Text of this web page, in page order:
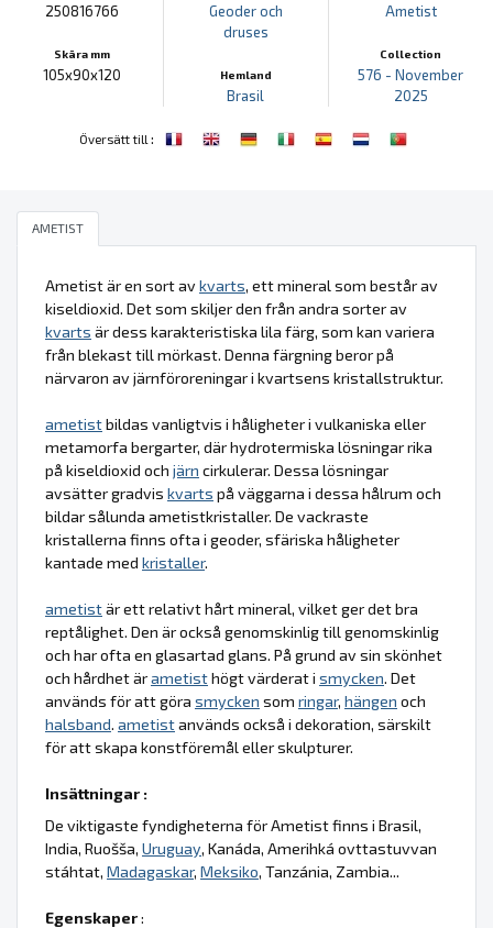
250816766
Skära mm
105x90x120
Geoder och
druses
Hemland
Brasil
Ametist
Collection
576 - November
2025
Översätt till :
AMETIST
Ametist är en sort avkvarts, ett mineral som består av
kiseldioxid. Det som skiljer den från andra sorter av
kvarts är dess karakteristiska lila färg, som kan variera
från blekast till mörkast. Denna färgning beror på
närvaron av järnföroreningar i kvartsens kristallstruktur.
ametistbildas vanligtvis i håligheter i vulkaniska eller
metamorfa bergarter, där hydrotermiska lösningar rika
på kiseldioxid och järn cirkulerar. Dessa lösningar
avsätter gradvis kvarts på väggarna i dessa hålrum och
bildar sålunda ametistkristaller. De vackraste
kristallerna finns ofta i geoder, sfäriska håligheter
kantade med kristaller.
ametistär ett relativt hårt mineral, vilket ger det bra
reptålighet. Den är också genomskinlig till genomskinlig
och har ofta en glasartad glans. På grund av sin skönhet
och hårdhet ärametisthögt värderat i smycken. Det
används för att göra smycken som ringar, hängen och
halsband. ametistanvänds också i dekoration, särskilt
för att skapa konstföremål eller skulpturer.
Insättningar :
De viktigaste fyndigheterna för Ametist finns i Brasil,
India, Ruošša, Uruguay, Kanáda, Amerihká ovttastuvvan
stáhtat, Madagaskar, Meksiko, Tanzánia, Zambia...
Egenskaper: